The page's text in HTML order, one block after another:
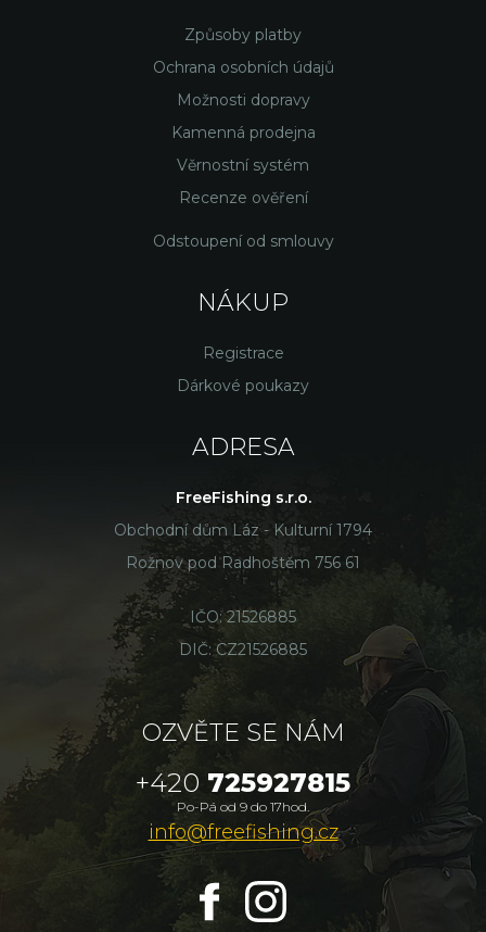
Způsoby platby
Ochrana osobních údajů
Možnosti dopravy
Kamenná prodejna
Věrnostní systém
Recenze ověření
Odstoupení od smlouvy
NÁKUP
Registrace
Dárkové poukazy
ADRESA
FreeFishing s.r.o.
Obchodní dům Láz - Kulturní 1794
Rožnov pod Radhoštěm 756 61
IČO: 21526885
DIČ: CZ21526885
OZVĚTE SE NÁM
+420 725927815
Po-Pá od 9 do 17hod.
info@freefishing.cz